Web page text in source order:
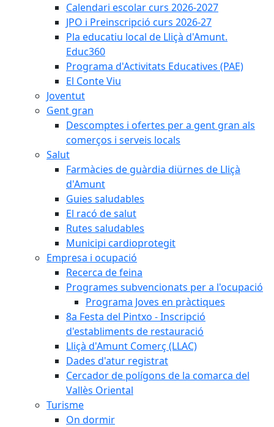
Calendari escolar curs 2026-2027
JPO i Preinscripció curs 2026-27
Pla educatiu local de Lliçà d'Amunt.
Educ360
Programa d'Activitats Educatives (PAE)
El Conte Viu
Joventut
Gent gran
Descomptes i ofertes per a gent gran als
comerços i serveis locals
Salut
Farmàcies de guàrdia diürnes de Lliçà
d'Amunt
Guies saludables
El racó de salut
Rutes saludables
Municipi cardioprotegit
Empresa i ocupació
Recerca de feina
Programes subvencionats per a l'ocupació
Programa Joves en pràctiques
8a Festa del Pintxo - Inscripció
d'establiments de restauració
Lliçà d'Amunt Comerç (LLAC)
Dades d'atur registrat
Cercador de polígons de la comarca del
Vallès Oriental
Turisme
On dormir